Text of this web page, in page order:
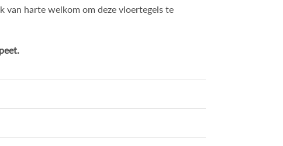
harte welkom om deze vloertegels te